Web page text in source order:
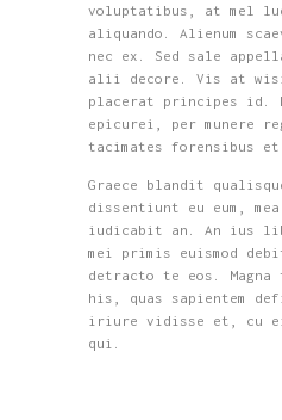
voluptatibus, at mel
aliquando. Alienum
nec ex. Sed sale
alii decore. Vis at
placerat principes id.
epicurei, per munere
tacimates forensibus et
Graece blandit
dissentiunt eu eum,
iudicabit an. An ius
mei primis euismod
detracto te eos.
his, quas sapientem
iriure vidisse et, cu
qui.